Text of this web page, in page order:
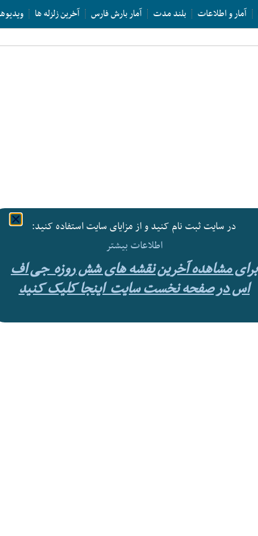
آمار و اطلاعات بلند مدت آمار بارش فارس آخرین زلزله ها
در سایت ثبت نام کنید و از مزایای سایت استفاده کنید:
اطلاعات بیشتر
برای مشاهده آخرین نقشه های شش روزه جی اف
اس در صفحه نخست سایت اینجا کلیک کنید